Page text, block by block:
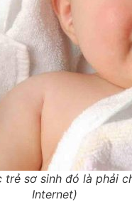
sơ sinh đó là phải
Internet)